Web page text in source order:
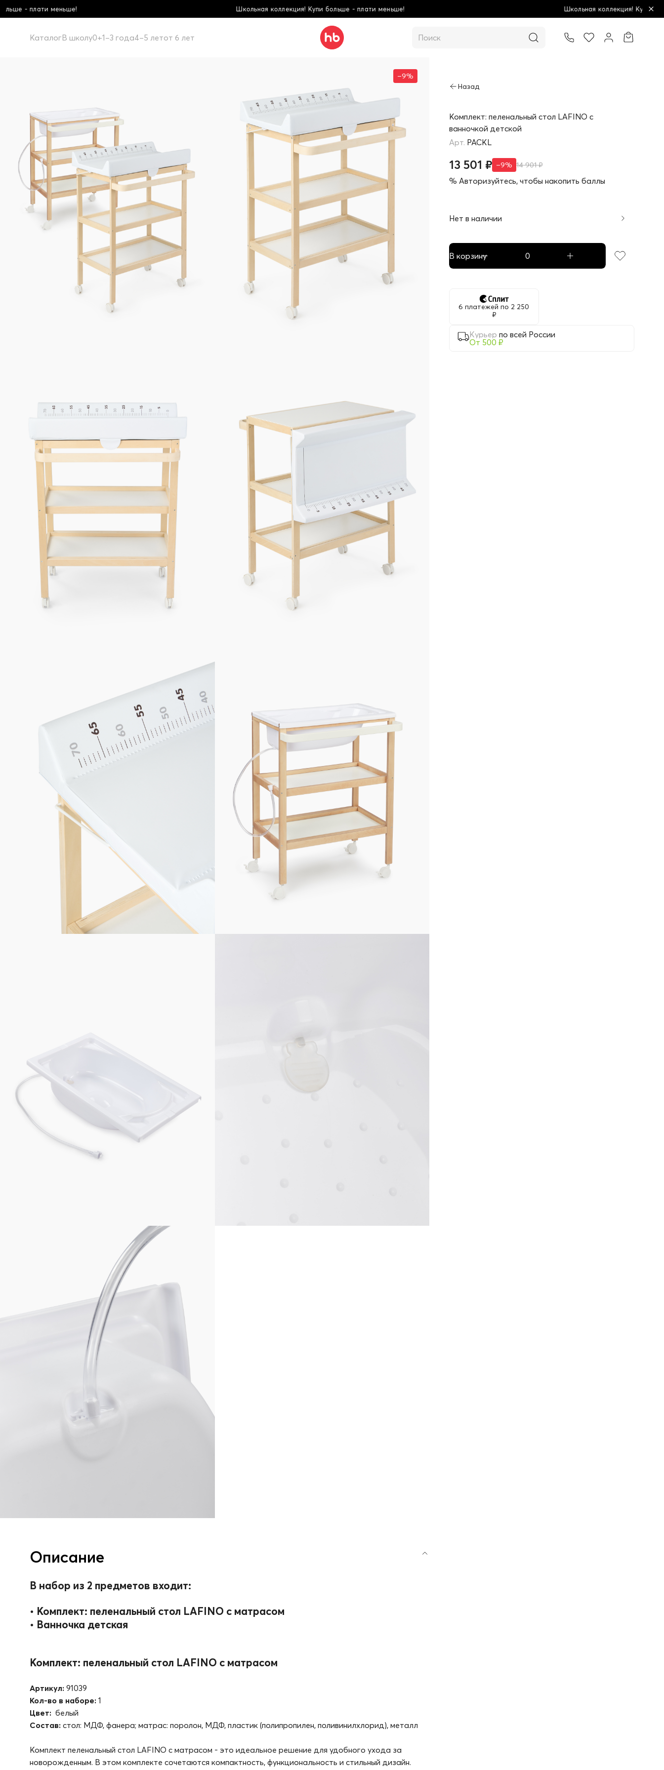
Школьная коллекция! Купи больше - плати меньше! Школьная коллекция! Купи больше - плати меньше!
КаталогВ школу0+1–3 года4–5 летот 6 лет
Комплект: пеленальный стол LAFINO с
ванночкой детской
PACKL
13 501 ₽ –9% 14 901 ₽
% Авторизуйтесь, чтобы накопить баллы
Нет в наличии
В корзину
6 платежей по 2 250
₽
Курьер по всей России
От 500 ₽
–9%
Описание
В набор из 2 предметов входит:
• Комплект: пеленальный стол LAFINO с матрасом
• Ванночка детская
Комплект: пеленальный стол LAFINO с матрасом
Артикул: 91039
Кол-во в наборе: 1
Цвет: белый
Состав: стол: МДФ, фанера; матраc: поролон, МДФ, пластик (полипропилен, поливинилхлорид), металл
Комплект пеленальный стол LAFINO с матрасом - это идеальное решение для удобного ухода за
новорожденным. В этом комплекте сочетаются компактность, функциональность и стильный дизайн.
Товар добавлен в корзину